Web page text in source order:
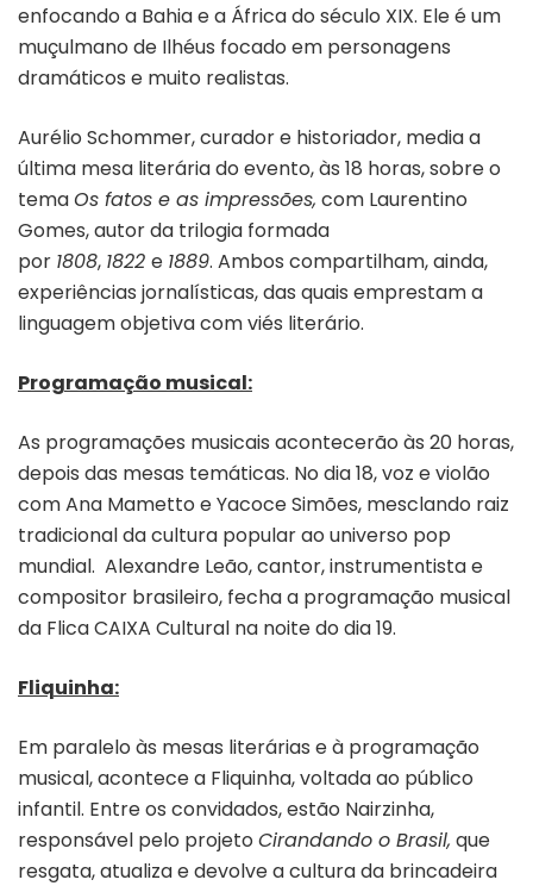
enfocando a Bahia e a África do século XIX. Ele é um
muçulmano de Ilhéus focado em personagens
dramáticos e muito realistas.
Aurélio Schommer, curador e historiador, media a
última mesa literária do evento, às 18 horas, sobre o
temaOs fatos e as impressões, com Laurentino
Gomes, autor da trilogia formada
por 1808, 1822 e 1889. Ambos compartilham, ainda,
experiências jornalísticas, das quais emprestam a
linguagem objetiva com viés literário.
Programação musical:
As programações musicais acontecerão às 20 horas,
depois das mesas temáticas. No dia 18, voz e violão
com Ana Mametto e Yacoce Simões, mesclando raiz
tradicional da cultura popular ao universo pop
mundial. Alexandre Leão, cantor, instrumentista e
compositor brasileiro, fecha a programação musical
da Flica CAIXA Cultural na noite do dia 19.
Fliquinha:
Em paralelo às mesas literárias e à programação
musical, acontece a Fliquinha, voltada ao público
infantil. Entre os convidados, estão Nairzinha,
responsável pelo projeto Cirandando o Brasil, que
resgata, atualiza e devolve a cultura da brincadeira